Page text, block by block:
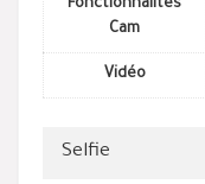
Fonctionnalités
Cam
Vidéo
Selfie